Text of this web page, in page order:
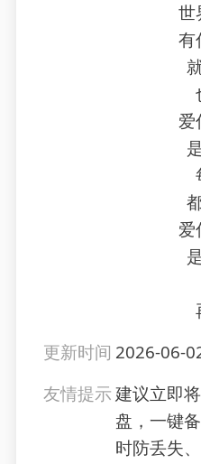
世
有
爱
爱
更新时间 2026-06-
友情提示建议立即
盘，一键
时防丢失